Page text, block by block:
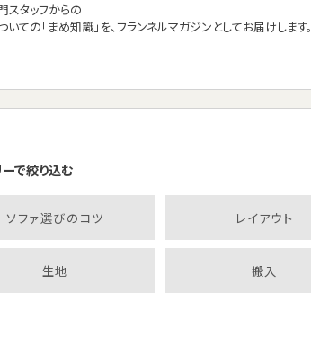
スタッフからの
いての「まめ知識」を、フランネルマガジンとしてお届けします。
で絞り込む
ソファ選びのコツ レイアウト
生地 搬入